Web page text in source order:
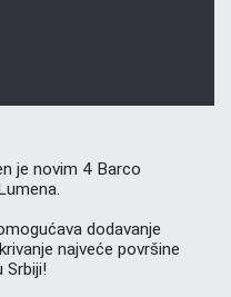
je novim 4 Barco
dodavanje
najveće površine
Srbiji!